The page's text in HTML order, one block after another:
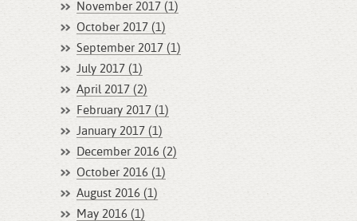
November 2017 (1)
October 2017 (1)
September 2017 (1)
July 2017 (1)
April 2017 (2)
February 2017 (1)
January 2017 (1)
December 2016 (2)
October 2016 (1)
August 2016 (1)
May 2016 (1)